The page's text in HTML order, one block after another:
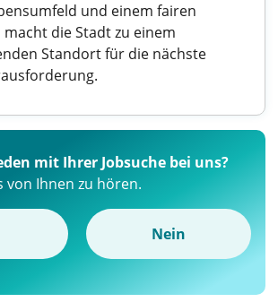
und einem fairen
die Stadt zu einem
Standort für die nächste
mit Ihrer Jobsuche bei uns?
von Ihnen zu hören.
Nein